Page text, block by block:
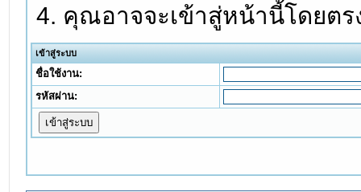
คุณอาจจะเข้าสู่หน้านี้โดยต
เข้าสู่ระบบ
ชื่อใช้งาน:
รหัสผ่าน: